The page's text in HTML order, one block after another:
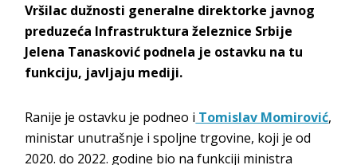
Vršilac dužnosti generalne direktorke javnog
preduzeća Infrastruktura železnice Srbije
Jelena Tanasković podnela je ostavku na tu
funkciju, javljaju mediji.
Ranije je ostavku je podneo i Tomislav Momirović,
ministar unutrašnje i spoljne trgovine, koji je od
2020. do 2022. godine bio na funkciji ministra